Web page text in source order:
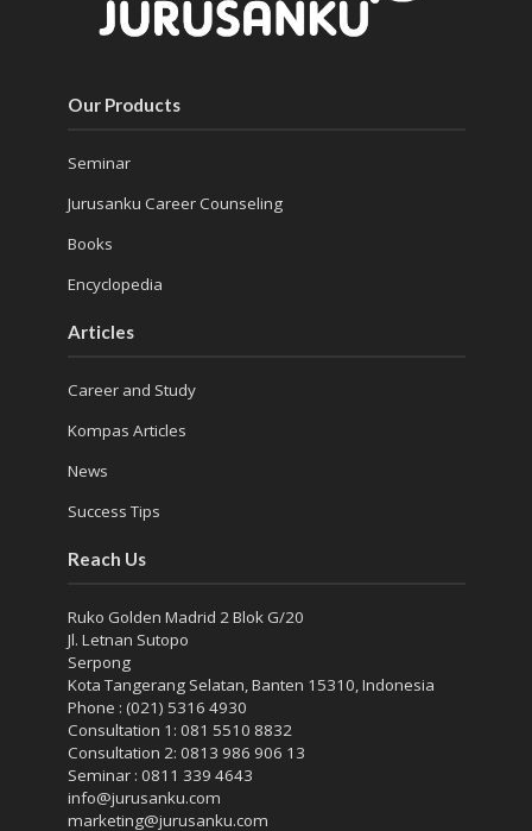
Our Products
Seminar
Jurusanku Career Counseling
Books
Encyclopedia
Articles
Career and Study
Kompas Articles
News
Success Tips
Reach Us
Ruko Golden Madrid 2 Blok G/20
Jl. Letnan Sutopo
Serpong
Kota Tangerang Selatan, Banten 15310, Indonesia
Phone : (021) 5316 4930
Consultation 1: 081 5510 8832
Consultation 2: 0813 986 906 13
Seminar : 0811 339 4643
info@jurusanku.com
marketing@jurusanku.com